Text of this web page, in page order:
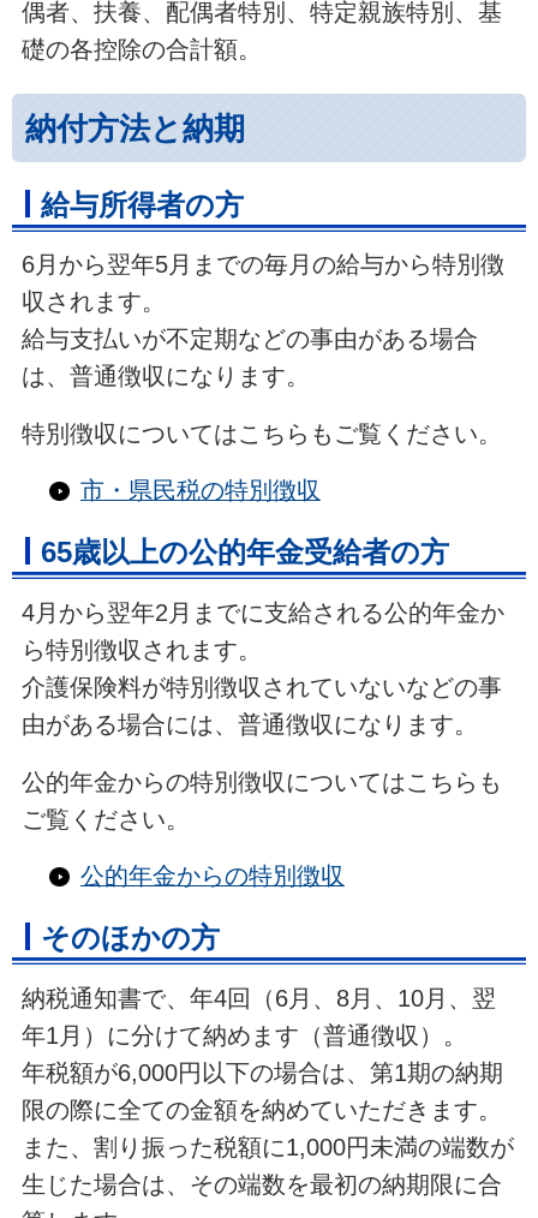
偶者、扶養、配偶者特別、特定親族特別、基
礎の各控除の合計額。
納付方法と納期
給与所得者の方
6月から翌年5月までの毎月の給与から特別徴
収されます。
給与支払いが不定期などの事由がある場合
は、普通徴収になります。
特別徴収についてはこちらもご覧ください。
市・県民税の特別徴収
65歳以上の公的年金受給者の方
4月から翌年2月までに支給される公的年金か
ら特別徴収されます。
介護保険料が特別徴収されていないなどの事
由がある場合には、普通徴収になります。
公的年金からの特別徴収についてはこちらも
ご覧ください。
公的年金からの特別徴収
そのほかの方
納税通知書で、年4回（6月、8月、10月、翌
年1月）に分けて納めます（普通徴収）。
年税額が6,000円以下の場合は、第1期の納期
限の際に全ての金額を納めていただきます。
また、割り振った税額に1,000円未満の端数が
生じた場合は、その端数を最初の納期限に合